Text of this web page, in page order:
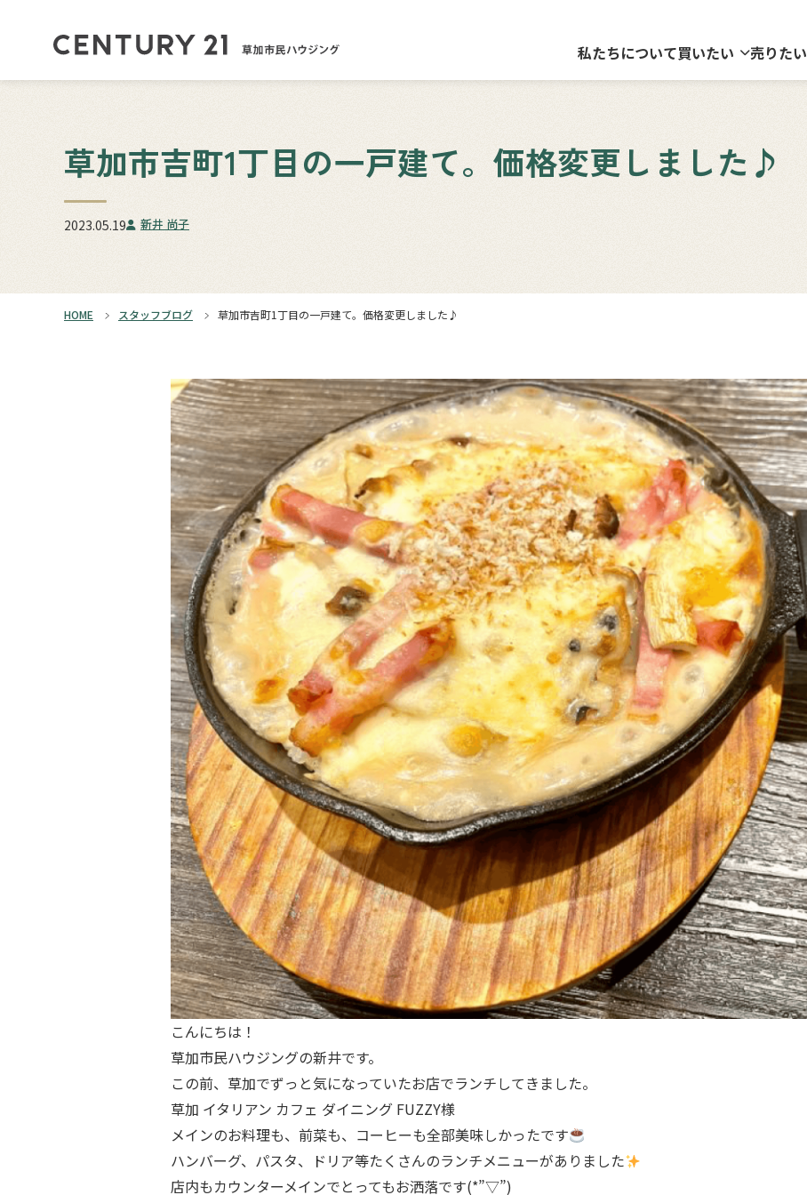
私たちについて買いたい 売りたい
草加市吉町1丁目の一戸建て。価格変更しました♪
2023.05.19 新井 尚子
HOME スタッフブログ 草加市吉町1丁目の一戸建て。価格変更しました♪
こんにちは！
草加市民ハウジングの新井です。
この前、草加でずっと気になっていたお店でランチしてきました。
草加 イタリアン カフェ ダイニング FUZZY様
メインのお料理も、前菜も、コーヒーも全部美味しかったです
ハンバーグ、パスタ、ドリア等たくさんのランチメニューがありました
店内もカウンターメインでとってもお洒落です(*”▽”)